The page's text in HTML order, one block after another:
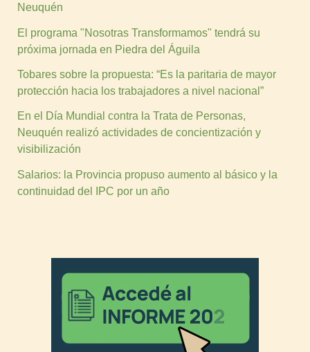
Neuquén
El programa "Nosotras Transformamos" tendrá su
próxima jornada en Piedra del Águila
Tobares sobre la propuesta: “Es la paritaria de mayor
protección hacia los trabajadores a nivel nacional”
En el Día Mundial contra la Trata de Personas,
Neuquén realizó actividades de concientización y
visibilización
Salarios: la Provincia propuso aumento al básico y la
continuidad del IPC por un año